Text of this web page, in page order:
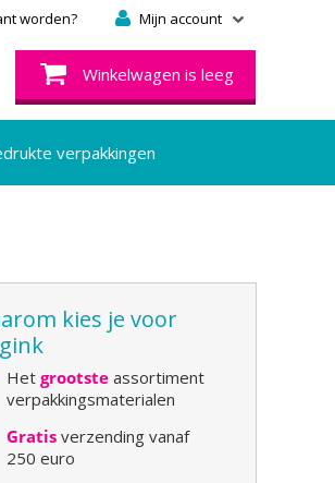
Mijn account
worden?
Winkelwagen is leeg
verpakkingen
kies je voor
Hetgrootste assortiment
verpakkingsmaterialen
Gratis verzending vanaf
250 euro